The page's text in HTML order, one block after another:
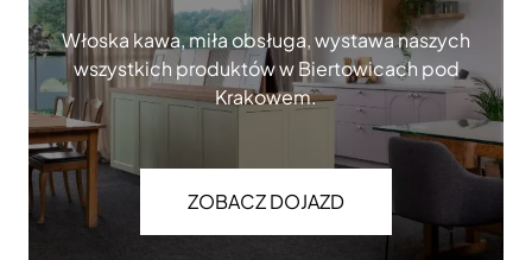
Włoska kawa, miła obsługa, wystawa naszych
wszystkich produktów w Biertowicach pod
Krakowem.
ZOBACZ DOJAZD